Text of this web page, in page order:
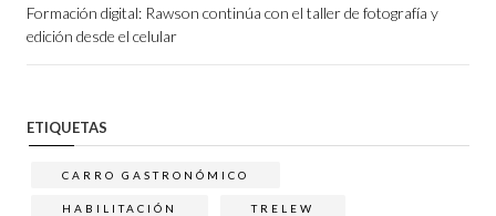
Formación digital: Rawson continúa con el taller de fotografía y
edición desde el celular
ETIQUETAS
CARRO GASTRONÓMICO
HABILITACIÓN TRELEW